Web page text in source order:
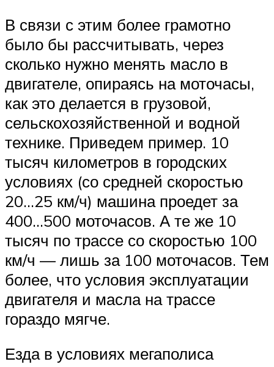
В связи с этим более грамотно
было бы рассчитывать, через
сколько нужно менять масло в
двигателе, опираясь на моточасы,
как это делается в грузовой,
сельскохозяйственной и водной
технике. Приведем пример. 10
тысяч километров в городских
условиях (со средней скоростью
20…25 км/ч) машина проедет за
400…500 моточасов. А те же 10
тысяч по трассе со скоростью 100
км/ч — лишь за 100 моточасов. Тем
более, что условия эксплуатации
двигателя и масла на трассе
гораздо мягче.
Езда в условиях мегаполиса